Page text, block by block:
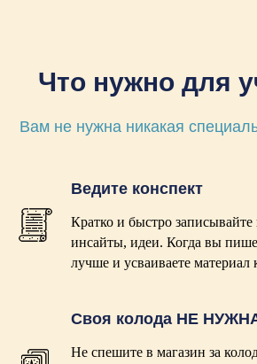
Что нужно для
Вам не нужна никакая
Ведите конспект
Кратко и быстро
инсайты, идеи. Когда вы
лучше и усваиваете материал
Своя колода НЕ
Не спешите в магазин за